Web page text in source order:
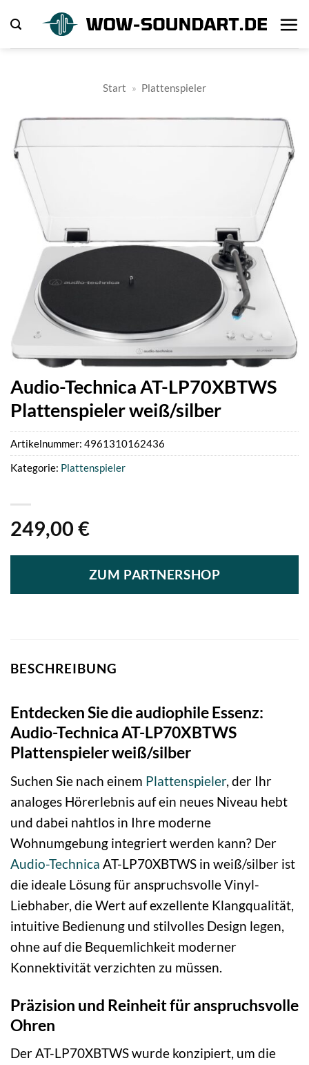
Inhalt
springen
Start » Plattenspieler
Audio-Technica AT-LP70XBTWS
Plattenspieler weiß/silber
249,00 €
ZUM PARTNERSHOP
Artikelnummer: 4961310162436
Kategorie: Plattenspieler
BESCHREIBUNG
Entdecken Sie die audiophile Essenz:
Audio-Technica AT-LP70XBTWS
Plattenspieler weiß/silber
Suchen Sie nach einem Plattenspieler, der Ihr
analoges Hörerlebnis auf ein neues Niveau hebt
und dabei nahtlos in Ihre moderne
Wohnumgebung integriert werden kann? Der
Audio-Technica AT-LP70XBTWS in weiß/silber ist
die ideale Lösung für anspruchsvolle Vinyl-
Liebhaber, die Wert auf exzellente Klangqualität,
intuitive Bedienung und stilvolles Design legen,
ohne auf die Bequemlichkeit moderner
Konnektivität verzichten zu müssen.
Präzision und Reinheit für anspruchsvolle
Ohren
Der AT-LP70XBTWS wurde konzipiert, um die